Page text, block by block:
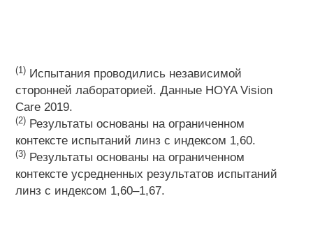
(1) Испытания проводились независимой
сторонней лабораторией. Данные HOYA Vision
Care 2019.
(2) Результаты основаны на ограниченном
контексте испытаний линз с индексом 1,60.
(3) Результаты основаны на ограниченном
контексте усредненных результатов испытаний
линз с индексом 1,60–1,67.